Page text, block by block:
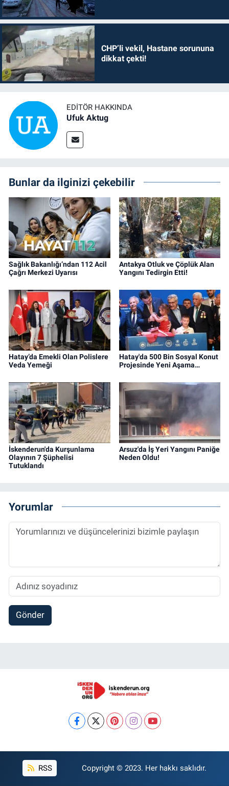
CHP’li vekil, Hastane sorununa
dikkat çekti!
EDITÖR HAKKINDA
Ufuk Aktug
Bunlar da ilginizi çekebilir
Sağlık Bakanlığı’ndan 112 Acil
Çağrı Merkezi Uyarısı
Antakya Otluk ve Çöplük Alan
Yangını Tedirgin Etti!
Hatay’da Emekli Olan Polislere
Veda Yemeği
Hatay'da 500 Bin Sosyal Konut
Projesinde Yeni Aşama…
İskenderun'da Kurşunlama
Olayının 7 Şüphelisi
Tutuklandı
Arsuz'da İş Yeri Yangını Paniğe
Neden Oldu!
Yorumlar
Gönder
RSS Copyright © 2023. Her hakkı saklıdır.